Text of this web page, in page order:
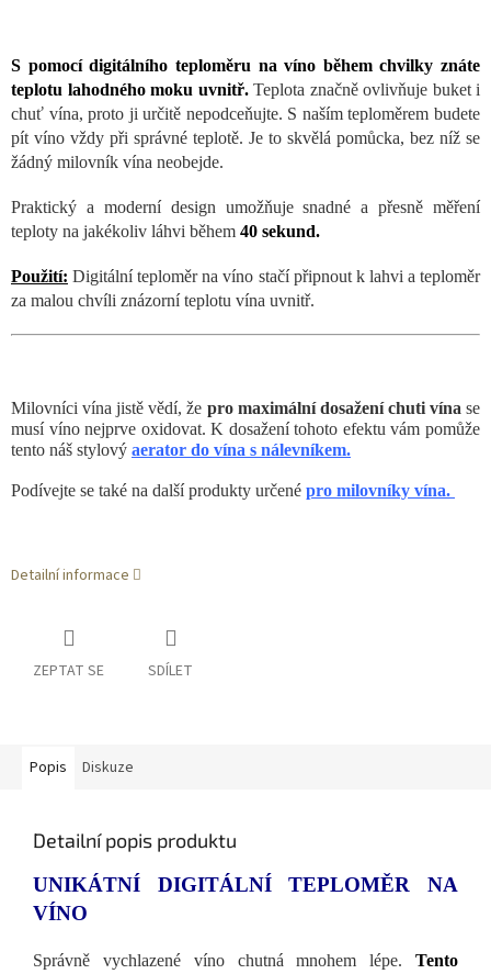
S pomocí digitálního teploměru na víno během chvilky znáte
teplotu lahodného moku uvnitř.Teplota značně ovlivňuje buket i
chuť vína, proto ji určitě nepodceňujte. S naším teploměrem budete
pít víno vždy při správné teplotě. Je to skvělá pomůcka, bez níž se
žádný milovník vína neobejde.
Praktický a moderní design umožňuje snadné a přesně měření
teploty na jakékoliv láhvi během 40 sekund.
Použití: Digitální teploměr na víno stačí připnout k lahvi a teploměr
za malou chvíli znázorní teplotu vína uvnitř.
Milovníci vína jistě vědí, že pro maximální dosažení chuti vína se
musí víno nejprve oxidovat. K dosažení tohoto efektu vám pomůže
tento náš stylový aerator do vína s nálevníkem.
Podívejte se také na další produkty určené pro milovníky vína.
Detailní informace
ZEPTAT SE SDÍLET
Popis Diskuze
Detailní popis produktu
UNIKÁTNÍ DIGITÁLNÍ TEPLOMĚR NA
VÍNO
Správně vychlazené víno chutná mnohem lépe. Tento